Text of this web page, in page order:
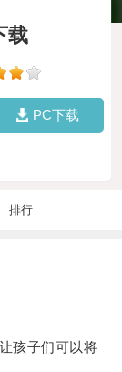
载
PC下载
排行
孩子们可以将